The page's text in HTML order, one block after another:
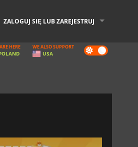
ZALOGUJ SIĘ LUB ZAREJESTRUJ
Dark
mode
HERE WE ALSO SUPPORT
USA